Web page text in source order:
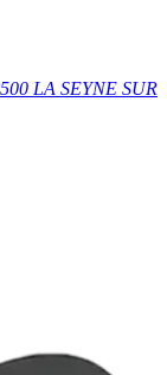
LA SEYNE SUR